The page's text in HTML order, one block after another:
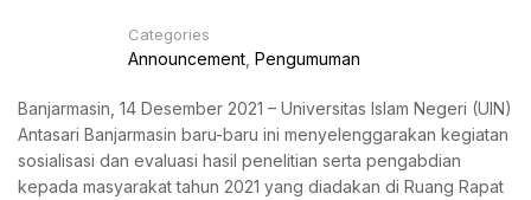
Categories
Announcement Pengumuman
Banjarmasin, 14 Desember 2021 – Universitas Islam Negeri (UIN)
Antasari Banjarmasin baru-baru ini menyelenggarakan kegiatan
sosialisasi dan evaluasi hasil penelitian serta pengabdian
kepada masyarakat tahun 2021 yang diadakan di Ruang Rapat